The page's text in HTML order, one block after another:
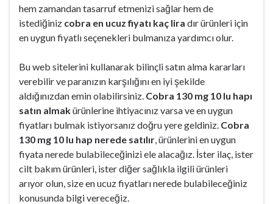
hem zamandan tasarruf etmenizi sağlar hem de
istediğiniz cobra en ucuz fiyatı kaç lira dır ürünleri için
en uygun fiyatlı seçenekleri bulmanıza yardımcı olur.
Bu web sitelerini kullanarak bilinçli satın alma kararları
verebilir ve paranızın karşılığını en iyi şekilde
aldığınızdan emin olabilirsiniz. Cobra 130 mg 10 lu hapı
satın almakürünlerine ihtiyacınız varsa ve en uygun
fiyatları bulmak istiyorsanız doğru yere geldiniz. Cobra
130 mg 10 lu hap nerede satılır , ürünlerini en uygun
fiyata nerede bulabileceğinizi ele alacağız. İster ilaç, ister
cilt bakım ürünleri, ister diğer sağlıkla ilgili ürünleri
arıyor olun, size en ucuz fiyatları nerede bulabileceğiniz
konusunda bilgi vereceğiz.